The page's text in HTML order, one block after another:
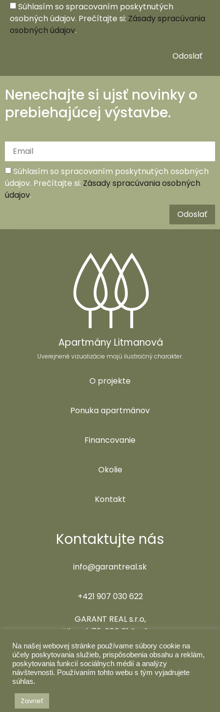
Súhlasím so spracovaním poskytnutých
osobných údajov. Prečítajte si: Zásady spracúvania
osobných údajov.
Odoslať
Nenechajte si ujsť novinky o
prebiehajúcej výstavbe.
Súhlasím so spracovaním poskytnutých osobných
údajov. Prečítajte si: Zásady spracúvania osobných
údajov.
Odoslať
Apartmány Litmanová
Uverejnené vizualizácie majú ilustračný charakter.
O projekte
Ponuka apartmánov
Financovanie
Okolie
Kontakt
Kontaktujte nás
info@garantreal.sk
+421 907 030 622
GARANT REAL s.r.o,
Hlavná 70, 080 01 Prešov
Sledujte nás
Na našej webovej stránke používame súbory cookie na
účely poskytovania služieb, prispôsobenia obsahu a reklám,
poskytovania funkcií sociálnych médií a analýzy
návštevnosti. Používaním tohto webu s tým vyjadrujete
súhlas.
Zavrieť